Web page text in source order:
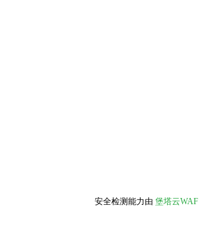
安全检测能力由 堡塔云WAF